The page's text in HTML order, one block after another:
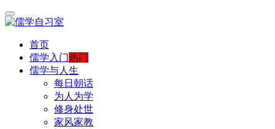
首页
儒学入门热门
儒学与人生
每日朝话
为人为学
修身处世
家风家教